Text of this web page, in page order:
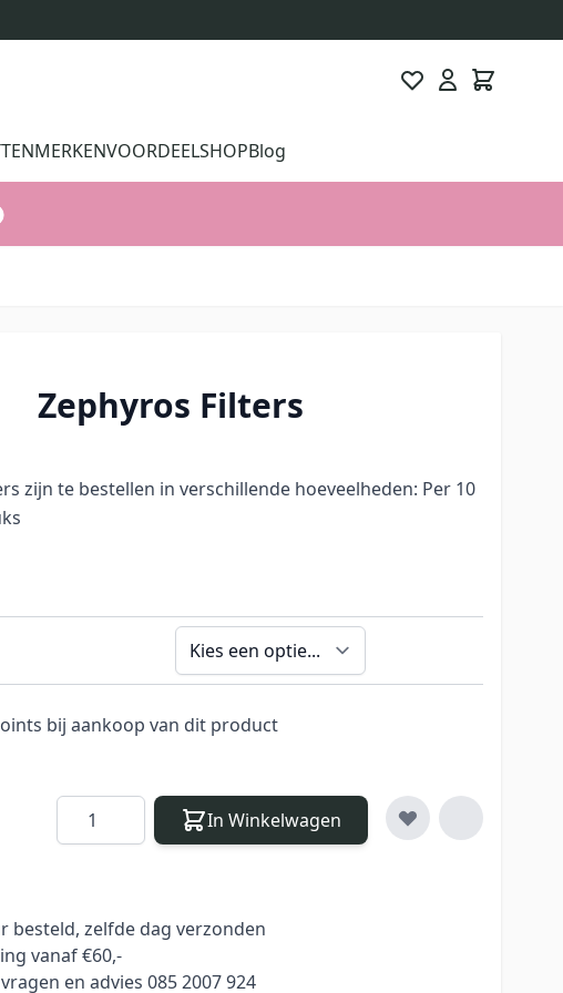
MERKENVOORDEELSHOPBlog
Zephyros Filters
zijn te bestellen in verschillende hoeveelheden: Per 10
bij aankoop van dit product
Aantal In Winkelwagen
besteld, zelfde dag verzonden
vanaf €60,-
en advies 085 2007 924